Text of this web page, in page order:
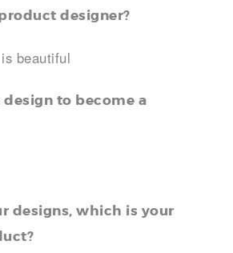
designer?
beautiful
design to become a
designs, which is your